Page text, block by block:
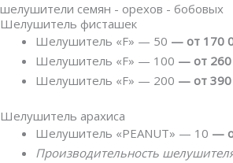
шелушители семян - орехов - бобовых
Шелушитель фисташек
Шелушитель «F» — 50 — от 170
Шелушитель «F» — 100 — от 260
Шелушитель «F» — 200 — от 390
Шелушитель арахиса
Шелушитель «PEANUT» — 10 —
Производительность